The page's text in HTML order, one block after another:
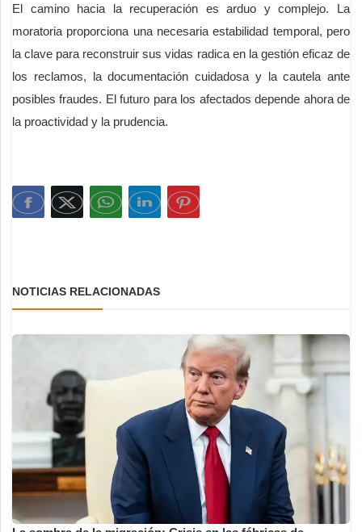
El camino hacia la recuperación es arduo y complejo. La
moratoria proporciona una necesaria estabilidad temporal, pero
la clave para reconstruir sus vidas radica en la gestión eficaz de
los reclamos, la documentación cuidadosa y la cautela ante
posibles fraudes. El futuro para los afectados depende ahora de
la proactividad y la prudencia.
NOTICIAS RELACIONADAS